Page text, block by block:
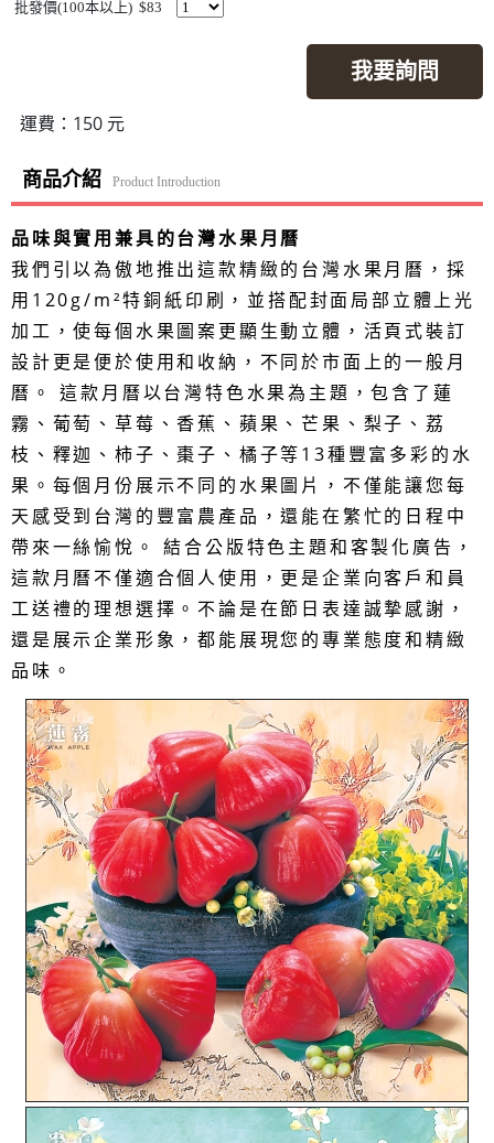
批發價(100本以上) $83
我要詢問
運費：150 元
商品介紹 Product Introduction
品味與實用兼具的台灣水果月曆
我們引以為傲地推出這款精緻的台灣水果月曆，採
用120g/m²特銅紙印刷，並搭配封面局部立體上光
加工，使每個水果圖案更顯生動立體，活頁式裝訂
設計更是便於使用和收納，不同於市面上的一般月
曆。 這款月曆以台灣特色水果為主題，包含了蓮
霧、葡萄、草莓、香蕉、蘋果、芒果、梨子、荔
枝、釋迦、柿子、棗子、橘子等13種豐富多彩的水
果。每個月份展示不同的水果圖片，不僅能讓您每
天感受到台灣的豐富農產品，還能在繁忙的日程中
帶來一絲愉悅。 結合公版特色主題和客製化廣告，
這款月曆不僅適合個人使用，更是企業向客戶和員
工送禮的理想選擇。不論是在節日表達誠摯感謝，
還是展示企業形象，都能展現您的專業態度和精緻
品味。